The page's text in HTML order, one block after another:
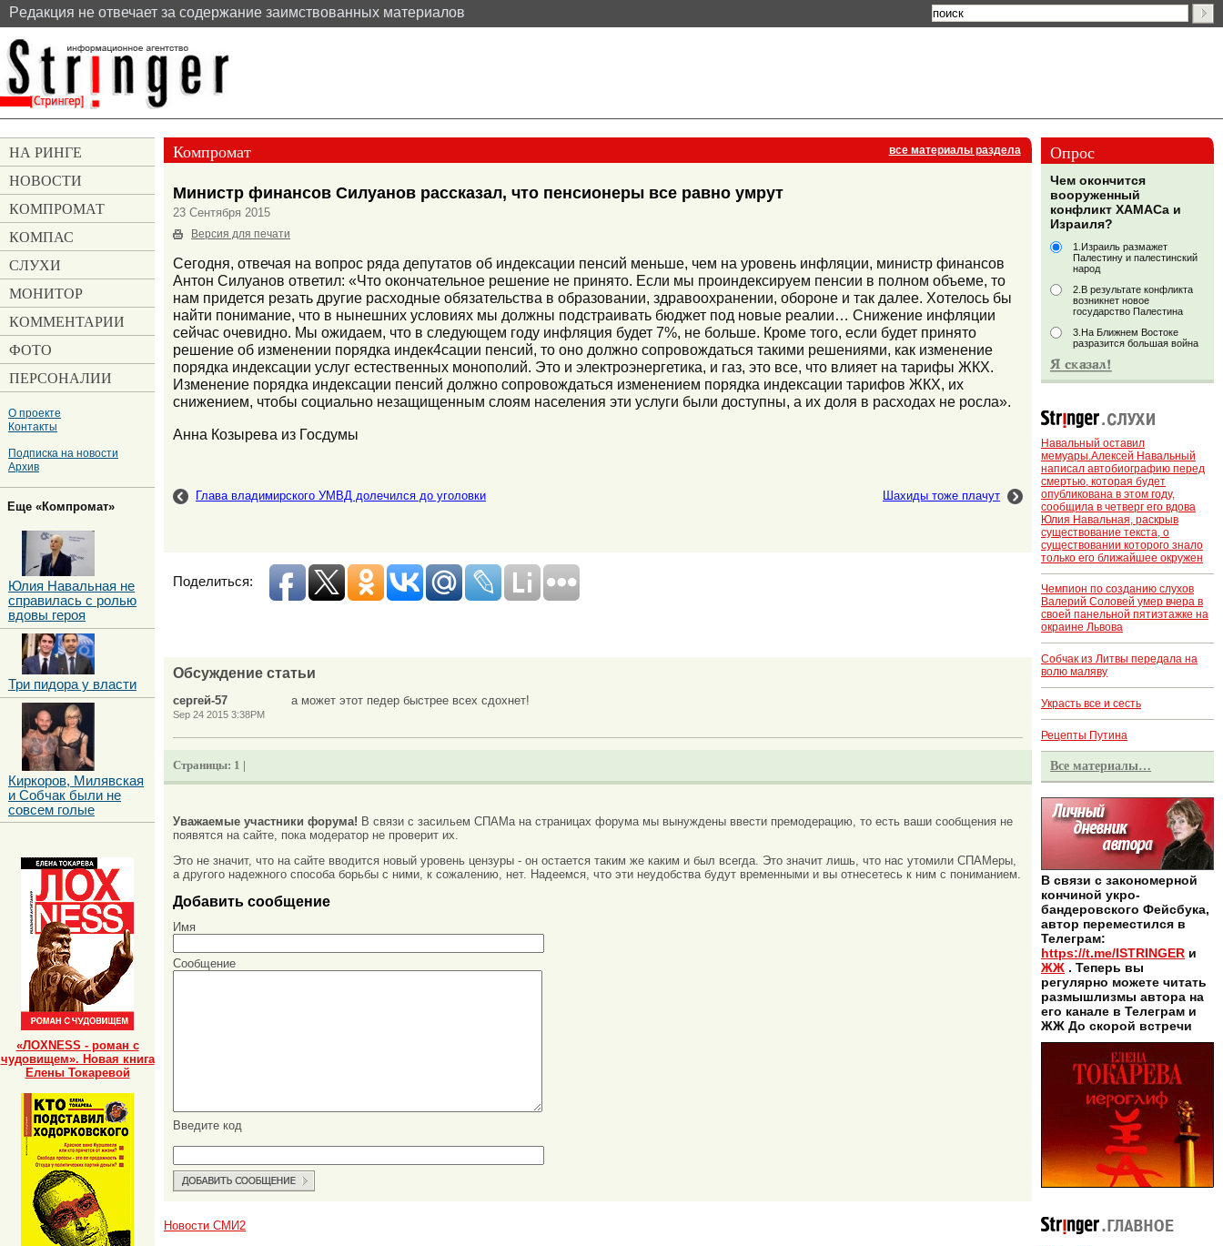
Pедакция не отвечает за содержание заимствованных материалов
Компромат все материалы раздела
Министр финансов Силуанов рассказал, что пенсионеры все равно умрут
23 Сентября 2015
Версия для печати
Сегодня, отвечая на вопрос ряда депутатов об индексации пенсий меньше, чем на уровень инфляции, министр финансов
Антон Силуанов ответил: «Что окончательное решение не принято. Если мы проиндексируем пенсии в полном объеме, то
нам придется резать другие расходные обязательства в образовании, здравоохранении, обороне и так далее. Хотелось бы
найти понимание, что в нынешних условиях мы должны подстраивать бюджет под новые реалии… Снижение инфляции
сейчас очевидно. Мы ожидаем, что в следующем году инфляция будет 7%, не больше. Кроме того, если будет принято
решение об изменении порядка индек4сации пенсий, то оно должно сопровождаться такими решениями, как изменение
порядка индексации услуг естественных монополий. Это и электроэнергетика, и газ, это все, что влияет на тарифы ЖКХ.
Изменение порядка индексации пенсий должно сопровождаться изменением порядка индексации тарифов ЖКХ, их
снижением, чтобы социально незащищенным слоям населения эти услуги были доступны, а их доля в расходах не росла».
Анна Козырева из Госдумы
Глава владимирского УМВД долечился до уголовки Шахиды тоже плачут
Поделиться:
Обсуждение статьи
сергей-57
Sep 24 2015 3:38PM
а может этот педер быстрее всех сдохнет!
Страницы: 1 |
Уважаемые участники форума! В связи с засильем СПАМа на страницах форума мы вынуждены ввести премодерацию, то есть ваши сообщения не
появятся на сайте, пока модератор не проверит их.
Это не значит, что на сайте вводится новый уровень цензуры - он остается таким же каким и был всегда. Это значит лишь, что нас утомили СПАМеры,
а другого надежного способа борьбы с ними, к сожалению, нет. Надеемся, что эти неудобства будут временными и вы отнесетесь к ним с пониманием.
Добавить сообщение
Имя
Сообщение
Введите код
Новости СМИ2
Опрос
Чем окончится
вооруженный
конфликт ХАМАСа и
Израиля?
1.Израиль размажет
Палестину и палестинский
народ
2.В результате конфликта
возникнет новое
государство Палестина
3.На Ближнем Востоке
разразится большая война
Навальный оставил
мемуары.Алексей Навальный
написал автобиографию перед
смертью, которая будет
опубликована в этом году,
сообщила в четверг его вдова
Юлия Навальная, раскрыв
существование текста, о
существовании которого знало
только его ближайшее окружен
Чемпион по созданию слухов
Валерий Соловей умер вчера в
своей панельной пятиэтажке на
окраине Львова
Собчак из Литвы передала на
волю маляву
Украсть все и сесть
Рецепты Путина
Все материалы…
В связи с закономерной
кончиной укро-
бандеровского Фейсбука,
автор переместился в
Телеграм:
https://t.me/ISTRINGER и
ЖЖ . Теперь вы
регулярно можете читать
размышлизмы автора на
его канале в Телеграм и
ЖЖ До скорой встречи
НА РИНГЕ
НОВОСТИ
КОМПРОМАТ
КОМПАС
СЛУХИ
МОНИТОР
КОММЕНТАРИИ
ФОТО
ПЕРСОНАЛИИ
О проекте
Контакты
Подписка на новости
Архив
Еще «Компромат»
Юлия Навальная не
справилась с ролью
вдовы героя
Три пидора у власти
Киркоров, Милявская
и Собчак были не
совсем голые
«ЛОХNESS - роман с
чудовищем». Новая книга
Елены Токаревой